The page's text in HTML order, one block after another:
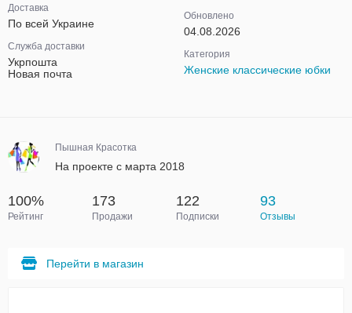
Доставка
По всей Украине
Служба доставки
Укрпошта
Новая почта
Обновлено
04.08.2026
Категория
Женские классические юбки
Пышная Красотка
На проекте с марта 2018
100%
Рейтинг
173
Продажи
122
Подписки
93
Отзывы
Перейти в магазин